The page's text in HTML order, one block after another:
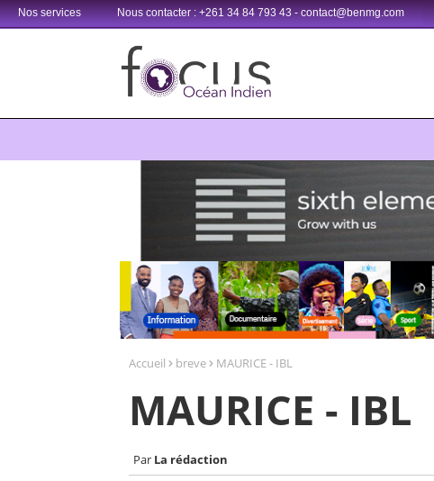
Nos services Nous contacter : +261 34 84 793 43 - contact@benmg.com
Retrouvez votre chaîne @TV5MONDE, dans les bouquets CANAL+ 36 .
Accueil breve MAURICE - IBL
MAURICE - IBL
La rédaction